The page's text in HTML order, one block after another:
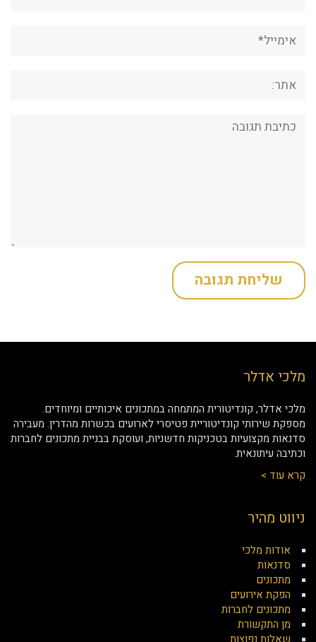
תגובה:
מלכי אדלר
מלכי אדלר, קונדיטורית המתמחה במתכונים איכותיים ומיוחדים.
מספקת שירותי קונדיטוריית פטיסרי לארועים בכשרות מהדרין. מעבירה
סדנאות מקצועיות בטכניקות חדשניות, ועוסקת בבניית מתכונים לחברות
וכתיבה עיתונאית.
קרא עוד >
ניווט מהיר
אודות מלכי
סדנאות
מתכונים
הפקת אירועים
מתכונים לחברות
מן התקשורת